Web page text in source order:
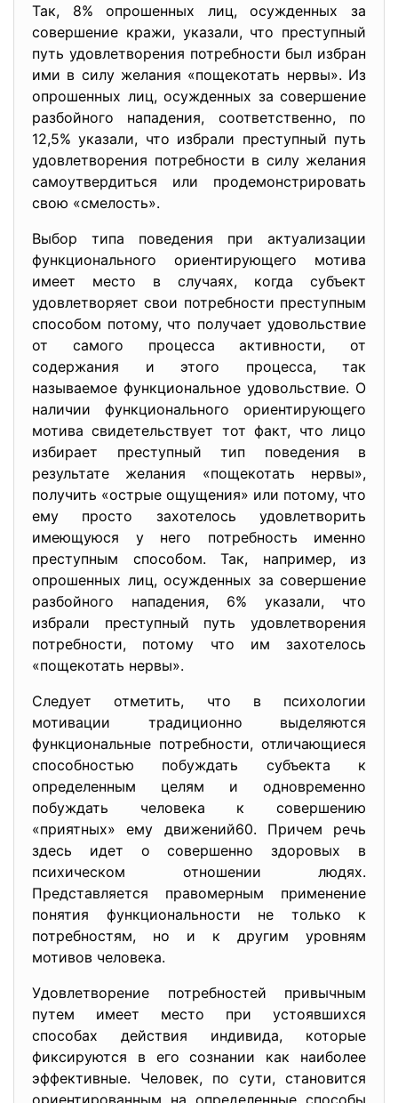
Так, 8% опрошенных лиц, осужденных за
совершение кражи, указали, что преступный
путь удовлетворения потребности был избран
ими в силу желания «пощекотать нервы». Из
опрошенных лиц, осужденных за совершение
разбойного нападения, соответственно, по
12,5% указали, что избрали преступный путь
удовлетворения потребности в силу желания
самоутвердиться или продемонстрировать
свою «смелость».
Выбор типа поведения при актуализации
функционального ориентирующего мотива
имеет место в случаях, когда субъект
удовлетворяет свои потребности преступным
способом потому, что получает удовольствие
от самого процесса активности, от
содержания и этого процесса, так
называемое функциональное удовольствие. О
наличии функционального ориентирующего
мотива свидетельствует тот факт, что лицо
избирает преступный тип поведения в
результате желания «пощекотать нервы»,
получить «острые ощущения» или потому, что
ему просто захотелось удовлетворить
имеющуюся у него потребность именно
преступным способом. Так, например, из
опрошенных лиц, осужденных за совершение
разбойного нападения, 6% указали, что
избрали преступный путь удовлетворения
потребности, потому что им захотелось
«пощекотать нервы».
Следует отметить, что в психологии
мотивации традиционно выделяются
функциональные потребности, отличающиеся
способностью побуждать субъекта к
определенным целям и одновременно
побуждать человека к совершению
«приятных» ему движений60. Причем речь
здесь идет о совершенно здоровых в
психическом отношении людях.
Представляется правомерным применение
понятия функциональности не только к
потребностям, но и к другим уровням
мотивов человека.
Удовлетворение потребностей привычным
путем имеет место при устоявшихся
способах действия индивида, которые
фиксируются в его сознании как наиболее
эффективные. Человек, по сути, становится
ориентированным на определенные способы